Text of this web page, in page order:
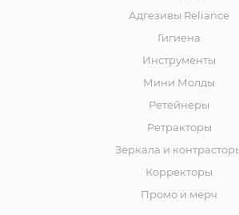
Адгезивы Reliance
Гигиена
Инструменты
Мини Молды
Ретейнеры
Ретракторы
Зеркала и
Корректоры
Промо и мерч